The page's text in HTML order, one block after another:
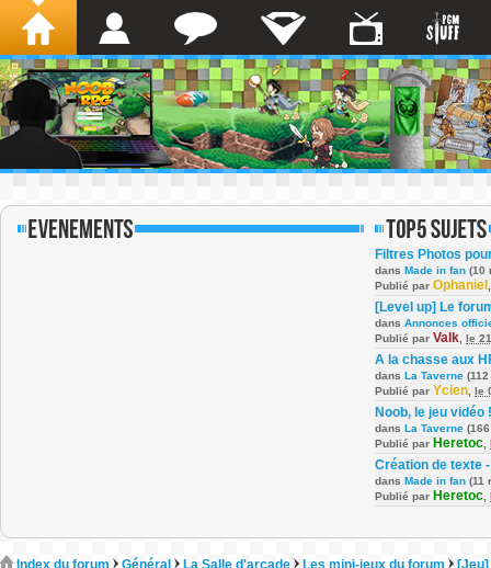
Filtres Photos
dans Made in fan (10
Publié par Ophaniel
[Level up] Le
dans Annonces
Publié par Valk le
A la chasse aux
dans La Taverne
Publié par Ycien le
Noob, le jeu vidéo !
dans La Taverne
Publié par Heretoc
Création de texte
dans Made in fan (11
Publié par Heretoc
Index du forum Général La Salle d'arcade Les mini-jeux du forum